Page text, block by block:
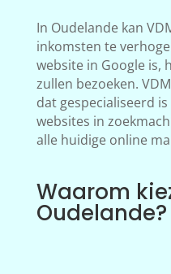
In Oudelande kan
inkomsten te
website in Google is,
zullen bezoeken.
dat gespecialiseerd
websites in
alle huidige online
Waarom
Oudelande?